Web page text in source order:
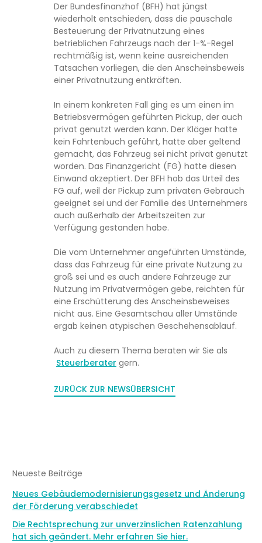
Der Bundesfinanzhof (BFH) hat jüngst
wiederholt entschieden, dass die pauschale
Besteuerung der Privatnutzung eines
betrieblichen Fahrzeugs nach der 1-%-Regel
rechtmäßig ist, wenn keine ausreichenden
Tatsachen vorliegen, die den Anscheinsbeweis
einer Privatnutzung entkräften.
In einem konkreten Fall ging es um einen im
Betriebsvermögen geführten Pickup, der auch
privat genutzt werden kann. Der Kläger hatte
kein Fahrtenbuch geführt, hatte aber geltend
gemacht, das Fahrzeug sei nicht privat genutzt
worden. Das Finanzgericht (FG) hatte diesen
Einwand akzeptiert. Der BFH hob das Urteil des
FG auf, weil der Pickup zum privaten Gebrauch
geeignet sei und der Familie des Unternehmers
auch außerhalb der Arbeitszeiten zur
Verfügung gestanden habe.
Die vom Unternehmer angeführten Umstände,
dass das Fahrzeug für eine private Nutzung zu
groß sei und es auch andere Fahrzeuge zur
Nutzung im Privatvermögen gebe, reichten für
eine Erschütterung des Anscheinsbeweises
nicht aus. Eine Gesamtschau aller Umstände
ergab keinen atypischen Geschehensablauf.
Auch zu diesem Thema beraten wir Sie als
Steuerberater gern.
ZURÜCK ZUR NEWSÜBERSICHT
Neueste Beiträge
Neues Gebäudemodernisierungsgesetz und Änderung
der Förderung verabschiedet
Die Rechtsprechung zur unverzinslichen Ratenzahlung
hat sich geändert. Mehr erfahren Sie hier.